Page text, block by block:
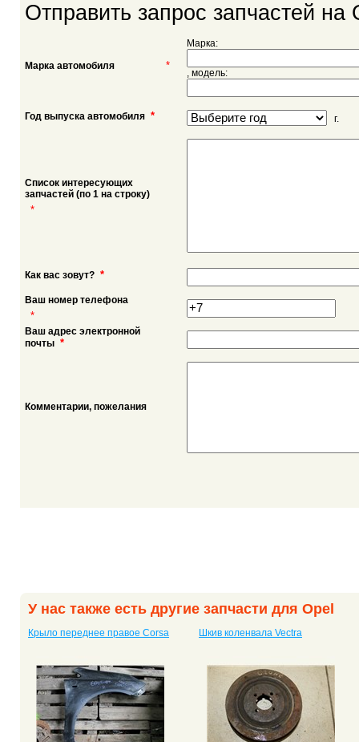
Отправить запрос запчастей на
Марка автомобиля *
Марка:
, модель:
Год выпуска автомобиля * г.
Список интересующих
запчастей (по 1 на строку)
*
Как вас зовут? *
Ваш номер телефона
*
Ваш адрес электронной
почты *
Комментарии, пожелания
У нас также есть другие запчасти для Opel
Крыло переднее правое Corsa Шкив коленвала Vectra